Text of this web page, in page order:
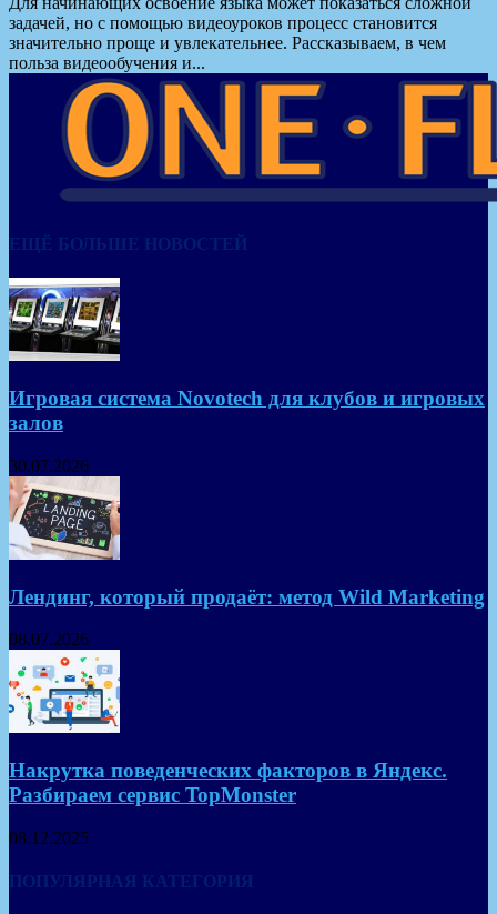
задачей, но с помощью видеоуроков процесс становится
значительно проще и увлекательнее. Рассказываем, в чем
польза видеообучения и...
ЕЩЁ БОЛЬШЕ НОВОСТЕЙ
Игровая система Novotech для клубов и игровых
залов
30.07.2026
Лендинг, который продаёт: метод Wild Marketing
08.07.2026
Накрутка поведенческих факторов в Яндекс.
Разбираем сервис TopMonster
08.12.2025
ПОПУЛЯРНАЯ КАТЕГОРИЯ